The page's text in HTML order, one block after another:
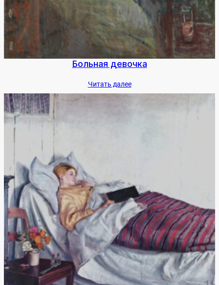
Боль­ная де­воч­ка
Чи­тать да­лее